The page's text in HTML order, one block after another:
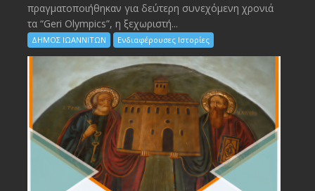
πραγματοποιήθηκαν για δεύτερη συνεχόμενη χρονιά
τα “Geri Olympics”, η ξεχωριστή...
ΔΗΜΟΣ ΙΩΑΝΝΙΤΩΝ Ενδιαφέρουσες Ιστορίες